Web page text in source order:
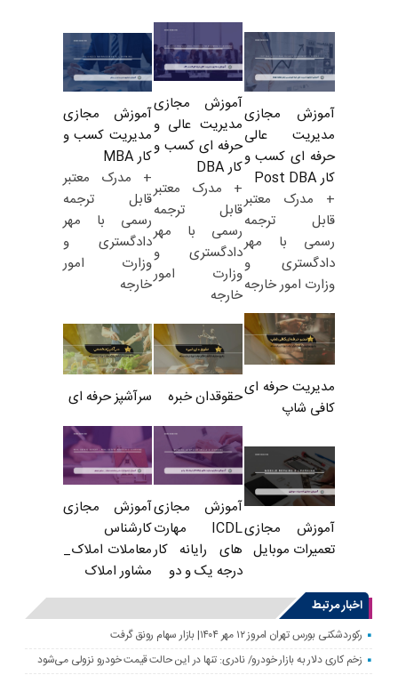
آموزش مجازی
مدیریت عالی
حرفه ای کسب و
کار Post DBA
+ مدرک معتبر
قابل ترجمه
رسمی با مهر
دادگستری و
وزارت امور خارجه
آموزش مجازی
مدیریت عالی و
حرفه ای کسب و
کار DBA
+ مدرک معتبر
قابل ترجمه
رسمی با مهر
دادگستری و
وزارت امور
خارجه
آموزش مجازی
مدیریت کسب و
کار MBA
+ مدرک معتبر
قابل ترجمه
رسمی با مهر
دادگستری و
وزارت امور
خارجه
مدیریت حرفه ای
کافی شاپ
حقوقدان خبره سرآشپز حرفه ای
آموزش مجازی
تعمیرات موبایل
آموزش مجازی
ICDL مهارت
های رایانه کار
درجه یک و دو
آموزش مجازی
کارشناس
معاملات املاک_
مشاور املاک
اخبار مرتبط
رکوردشکنی بورس تهران امروز ۱۲ مهر ۱۴۰۴| بازار سهام رونق گرفت
زخم کاری دلار به بازار خودرو/ نادری: تنها در این حالت قیمت خودرو نزولی می‌شود